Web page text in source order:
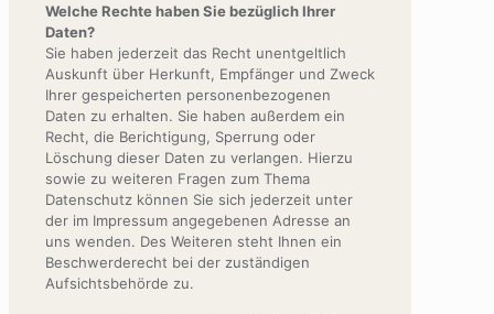
Welche Rechte haben Sie bezüglich Ihrer
Daten?
Sie haben jederzeit das Recht unentgeltlich
Auskunft über Herkunft, Empfänger und Zweck
Ihrer gespeicherten personenbezogenen
Daten zu erhalten. Sie haben außerdem ein
Recht, die Berichtigung, Sperrung oder
Löschung dieser Daten zu verlangen. Hierzu
sowie zu weiteren Fragen zum Thema
Datenschutz können Sie sich jederzeit unter
der im Impressum angegebenen Adresse an
uns wenden. Des Weiteren steht Ihnen ein
Beschwerderecht bei der zuständigen
Aufsichtsbehörde zu.